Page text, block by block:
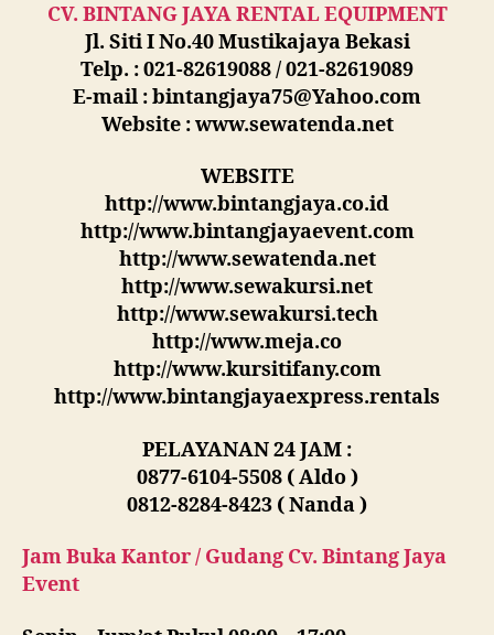
CV. BINTANG JAYA RENTAL EQUIPMENT
Jl. Siti I No.40 Mustikajaya Bekasi
Telp. : 021-82619088 / 021-82619089
E-mail : bintangjaya75@Yahoo.com
Website : www.sewatenda.net
WEBSITE
http://www.bintangjaya.co.id
http://www.bintangjayaevent.com
http://www.sewatenda.net
http://www.sewakursi.net
http://www.sewakursi.tech
http://www.meja.co
http://www.kursitifany.com
http://www.bintangjayaexpress.rentals
PELAYANAN 24 JAM :
0877-6104-5508 ( Aldo )
0812-8284-8423 ( Nanda )
Jam Buka Kantor / Gudang Cv. Bintang Jaya
Event